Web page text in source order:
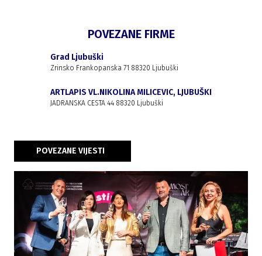
POVEZANE FIRME
Grad Ljubuški
Zrinsko Frankopanska 71 88320 Ljubuški
ARTLAPIS VL.NIKOLINA MILICEVIC, LJUBUŠKI
JADRANSKA CESTA 44 88320 Ljubuški
POVEZANE VIJESTI